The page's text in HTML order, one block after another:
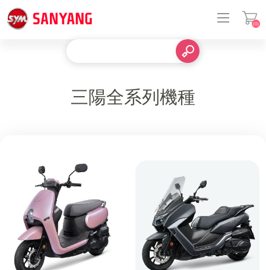
(0)
三陽全系列機種